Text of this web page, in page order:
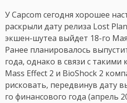
У Capcom сегодня хорошее
раскрыли дату релиза Lost
экшен-шутеа выйдет 18-го Мая
Ранее планировалось
года, однако в связи с такими
Mass Effect 2 и BioShock 2
рисковать, передвинув дату
го финансового года (апрель